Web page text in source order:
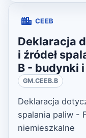
CEEB
Deklaracja
i źródeł
B - budynki
GM.CEEB.B
Deklaracja
spalania paliw -
niemieszkalne